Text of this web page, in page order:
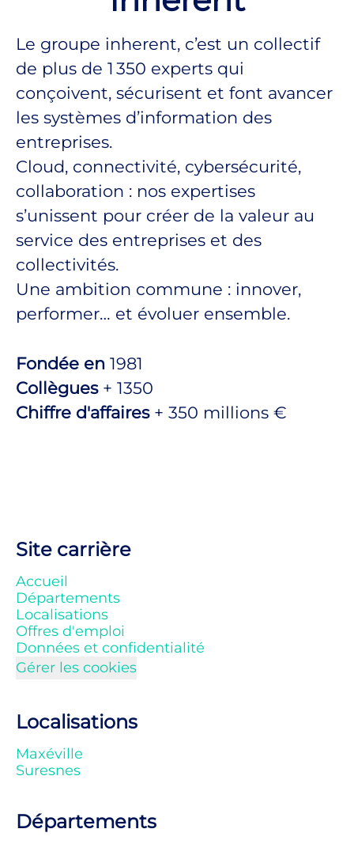
Le groupe inherent, c’est un collectif
de plus de 1 350 experts qui
conçoivent, sécurisent et font avancer
les systèmes d’information des
entreprises.
Cloud, connectivité, cybersécurité,
collaboration : nos expertises
s’unissent pour créer de la valeur au
service des entreprises et des
collectivités.
Une ambition commune : innover,
performer… et évoluer ensemble.
Fondée en 1981
Collègues + 1350
Chiffre d'affaires + 350 millions €
Site carrière
Accueil
Départements
Localisations
Offres d'emploi
Données et confidentialité
Gérer les cookies
Localisations
Maxéville
Suresnes
Départements